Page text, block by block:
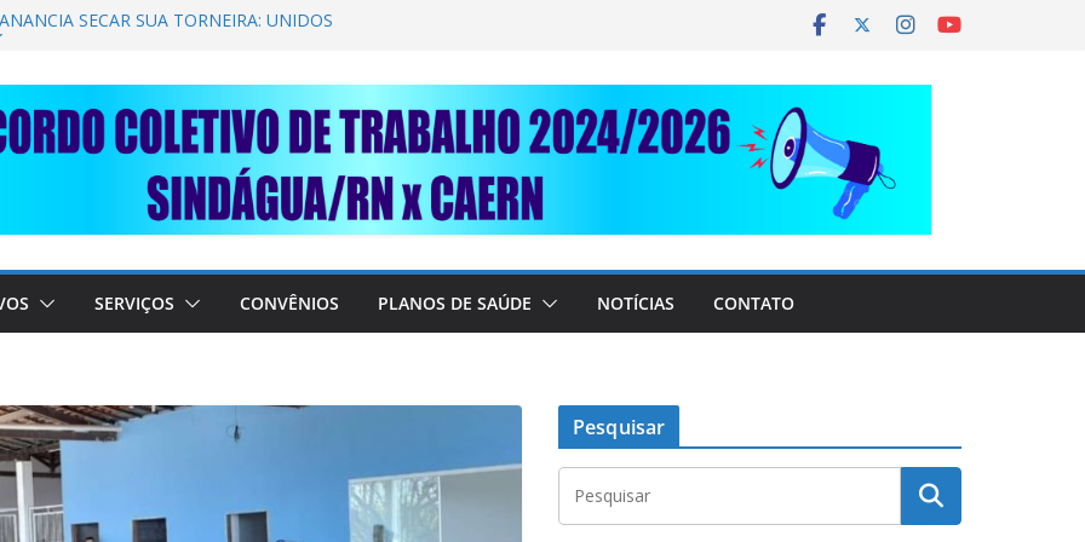
SECAR SUA TORNEIRA: UNIDOS
em importante debate com o Ministro
A SABESP! 🚨
AJUDE O NOSSO
RAIMUNDO DA CAERN!
SERVIÇOS CONVÊNIOS PLANOS DE SAÚDE NOTÍCIAS CONTATO
Pesquisar